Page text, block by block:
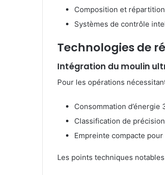
Composition et
Systèmes de contrôle
Technologies de
Intégration du moulin
Pour les opérations
Consommation
Classification de
Empreinte compacte
Les points techniques